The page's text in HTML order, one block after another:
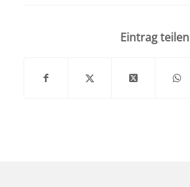
Eintrag teilen